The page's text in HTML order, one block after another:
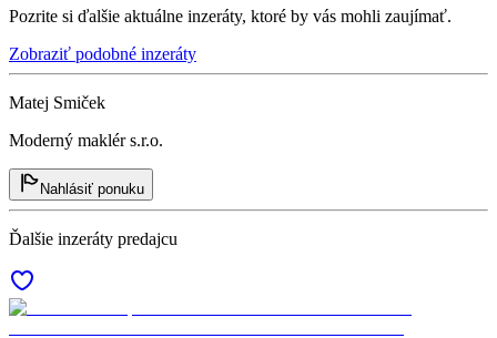
Pozrite si ďalšie aktuálne inzeráty, ktoré by vás mohli zaujímať.
Zobraziť podobné inzeráty
Matej Smiček
Moderný maklér s.r.o.
Nahlásiť ponuku
Ďalšie inzeráty predajcu